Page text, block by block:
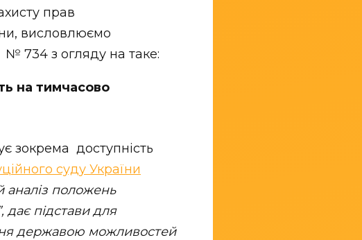
прав
висловлюємо
734 з огляду на таке:
на тимчасово
зокрема доступність
суду України
аналіз положень
дає підстави для
державою можливостей